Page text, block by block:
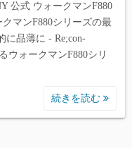
公式 ウォークマンF880
マンF880シリーズの最
に品薄に - Re;con-
ウォークマンF880シリ
続きを読む